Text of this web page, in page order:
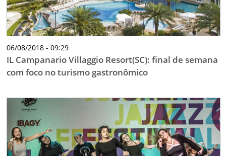
06/08/2018 - 09:29
IL Campanario Villaggio Resort(SC): final de semana
com foco no turismo gastronômico